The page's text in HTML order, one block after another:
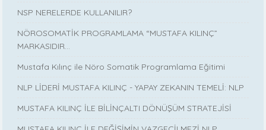
NSP NERELERDE KULLANILIR?
NÖROSOMATİK PROGRAMLAMA “MUSTAFA KILINÇ”
MARKASIDIR…
Mustafa Kılınç ile Nöro Somatik Programlama Eğitimi
NLP LİDERİ MUSTAFA KILINÇ - YAPAY ZEKANIN TEMELİ: NLP
MUSTAFA KILINÇ İLE BİLİNÇALTI DÖNÜŞÜM STRATEJİSİ